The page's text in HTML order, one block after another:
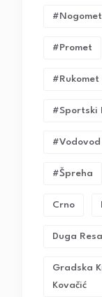
#nogomet
#promet
#rukomet
#sportski
#vodovod
#Špreha
Crno
Duga Resa
Gradska
Kovačić